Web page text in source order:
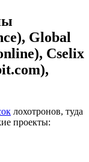
Global
Cselix
лохотронов, туда
проекты: